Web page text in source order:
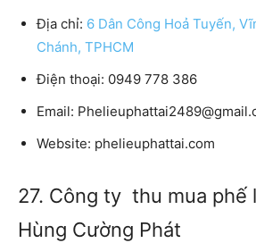
Địa chỉ: 6 Dân Công Hoả Tuyến,
Chánh, TPHCM
Điện thoại: 0949 778 386
Email:
Website: phelieuphattai.com
27. Công ty thu mua phế
Hùng Cường Phát